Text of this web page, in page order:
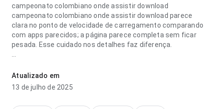
campeonato colombiano onde assistir download
campeonato colombiano onde assistir download parece
clara no ponto de velocidade de carregamento comparando
com apps parecidos; a página parece completa sem ficar
pesada. Esse cuidado nos detalhes faz diferença.
madura no ponto de velocidade de carregamento no uso
diário repetido; a página parece completa sem ficar pesada.
A página deixa uma impressão limpa e segura.
Atualizado em
13 de julho de 2025